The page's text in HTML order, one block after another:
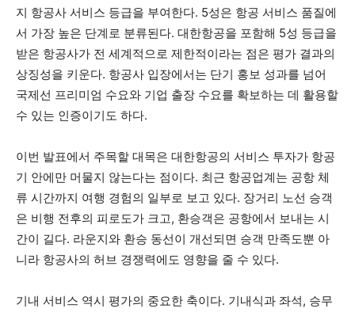
지 항공사 서비스 등급을 부여한다. 5성은 항공 서비스 품질에
서 가장 높은 단계로 분류된다. 대한항공을 포함해 5성 등급을
받은 항공사가 전 세계적으로 제한적이라는 점은 평가 결과의
상징성을 키운다. 항공사 입장에서는 단기 홍보 성과를 넘어
국제선 프리미엄 수요와 기업 출장 수요를 확보하는 데 활용할
수 있는 인증이기도 하다.
이번 발표에서 주목할 대목은 대한항공의 서비스 투자가 항공
기 안에만 머물지 않는다는 점이다. 최근 항공업계는 공항 체
류 시간까지 여행 경험의 일부로 보고 있다. 장거리 노선 승객
은 비행 전후의 피로도가 크고, 환승객은 공항에서 보내는 시
간이 길다. 라운지와 환승 동선이 개선되면 승객 만족도뿐 아
니라 항공사의 허브 경쟁력에도 영향을 줄 수 있다.
기내 서비스 역시 평가의 중요한 축이다. 기내식과 좌석, 승무